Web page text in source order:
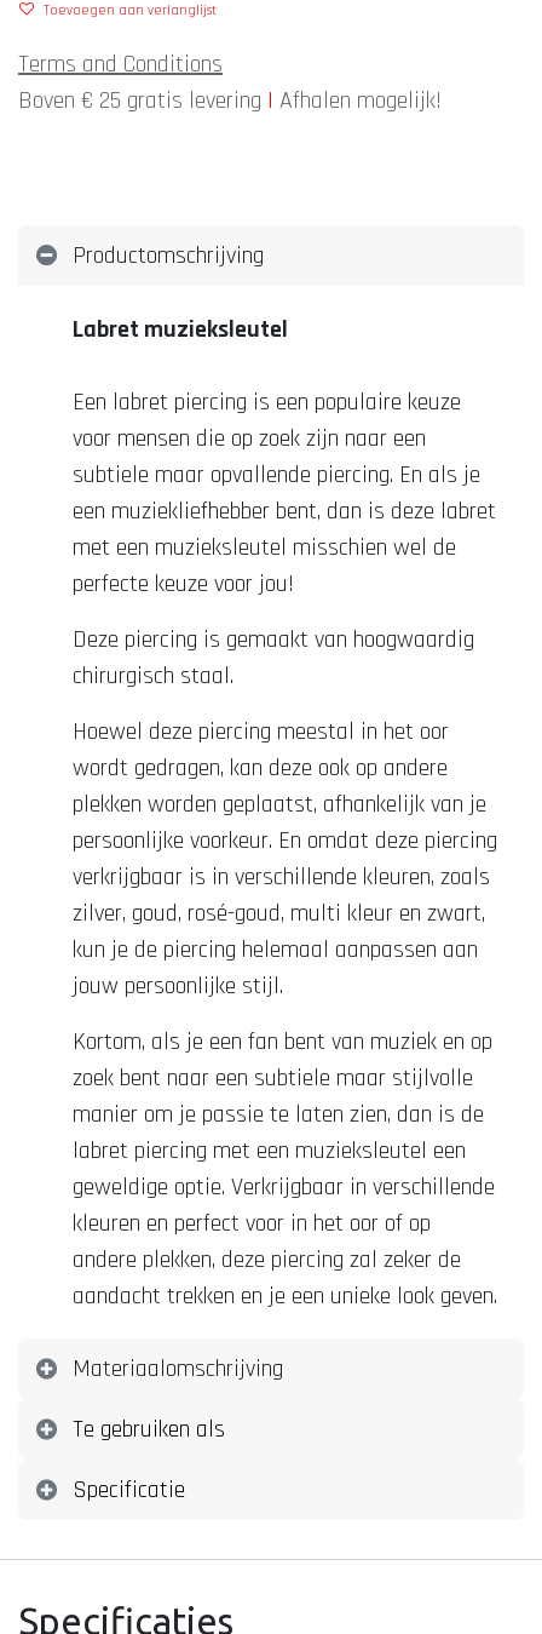
Toevoegen aan verlanglijst
Terms and Conditions
Boven € 25 gratis levering | Afhalen mogelijk!
Productomschrijving
Labret muzieksleutel
Een labret piercing is een populaire keuze
voor mensen die op zoek zijn naar een
subtiele maar opvallende piercing. En als je
een muziekliefhebber bent, dan is deze labret
met een muzieksleutel misschien wel de
perfecte keuze voor jou!
Deze piercing is gemaakt van hoogwaardig
chirurgisch staal.
Hoewel deze piercing meestal in het oor
wordt gedragen, kan deze ook op andere
plekken worden geplaatst, afhankelijk van je
persoonlijke voorkeur. En omdat deze piercing
verkrijgbaar is in verschillende kleuren, zoals
zilver, goud, rosé-goud, multi kleur en zwart,
kun je de piercing helemaal aanpassen aan
jouw persoonlijke stijl.
Kortom, als je een fan bent van muziek en op
zoek bent naar een subtiele maar stijlvolle
manier om je passie te laten zien, dan is de
labret piercing met een muzieksleutel een
geweldige optie. Verkrijgbaar in verschillende
kleuren en perfect voor in het oor of op
andere plekken, deze piercing zal zeker de
aandacht trekken en je een unieke look geven.
Materiaalomschrijving
Te gebruiken als
Specificatie
Specificaties